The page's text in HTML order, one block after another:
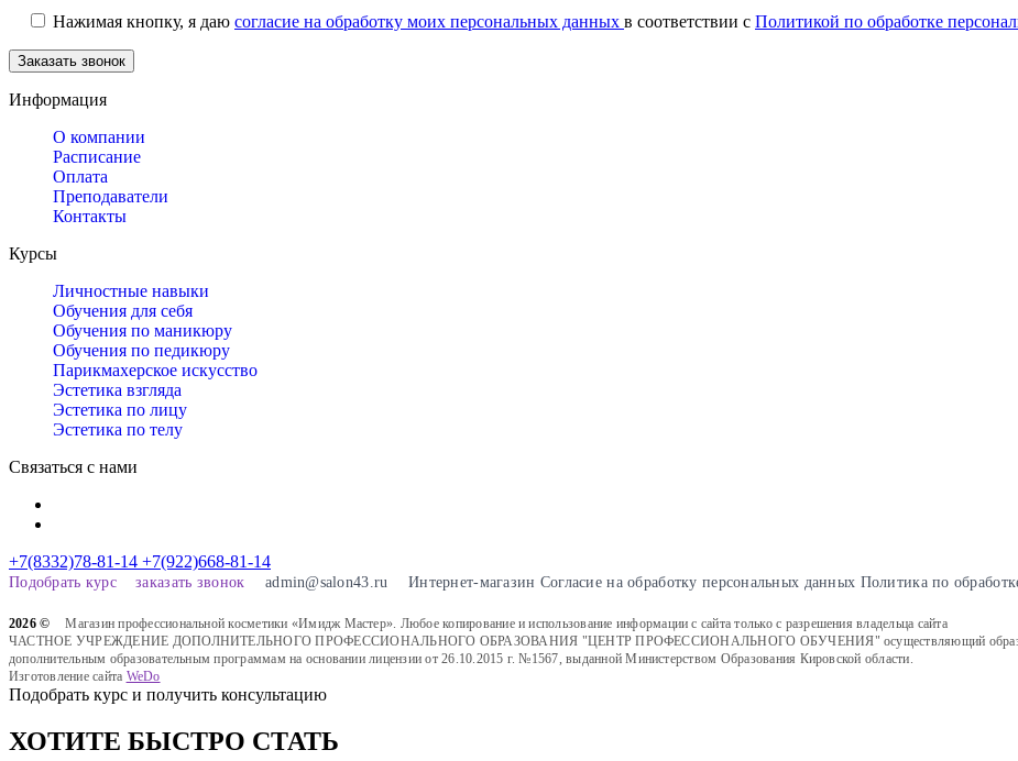
Нажимая кнопку, я даю согласие на обработку моих персональных данных в соответствии с Политикой по обработке
Информация
О компании
Расписание
Оплата
Преподаватели
Контакты
Курсы
Личностные навыки
Обучения для себя
Обучения по маникюру
Обучения по педикюру
Парикмахерское искусство
Эстетика взгляда
Эстетика по лицу
Эстетика по телу
Связаться с нами
+7(8332)78-81-14 +7(922)668-81-14
Подобрать курс заказать звонок admin@salon43.ru Интернет-магазин Cогласие на обработку персональных данных Политика по
2026 ©
Магазин профессиональной косметики «Имидж Мастер». Любое копирование и использование информации с сайта только с разрешения владельца сайта
ЧАСТНОЕ УЧРЕЖДЕНИЕ ДОПОЛНИТЕЛЬНОГО ПРОФЕССИОНАЛЬНОГО ОБРАЗОВАНИЯ "ЦЕНТР ПРОФЕССИОНАЛЬНОГО ОБУЧЕНИЯ" осуществляющий
дополнительным образовательным программам на основании лицензии от 26.10.2015 г. №1567, выданной Министерством Образования Кировской области.
Изготовление сайта WeDo
Подобрать курс и получить консультацию
ХОТИТЕ БЫСТРО СТАТЬ